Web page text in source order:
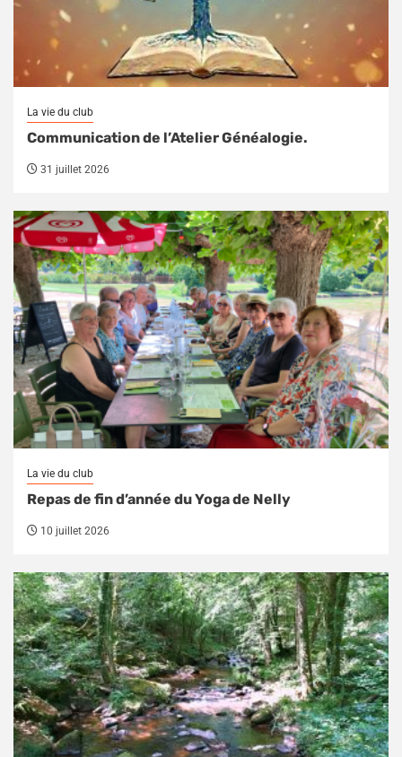
La vie du club
Communication de l’Atelier Généalogie.
31 juillet 2026
La vie du club
Repas de fin d’année du Yoga de Nelly
10 juillet 2026